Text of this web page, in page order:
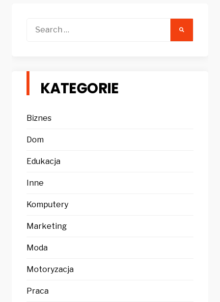
KATEGORIE
Biznes
Dom
Edukacja
Inne
Komputery
Marketing
Moda
Motoryzacja
Praca